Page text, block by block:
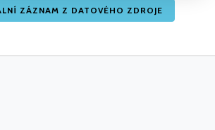
ZÁZNAM Z DATOVÉHO ZDROJE